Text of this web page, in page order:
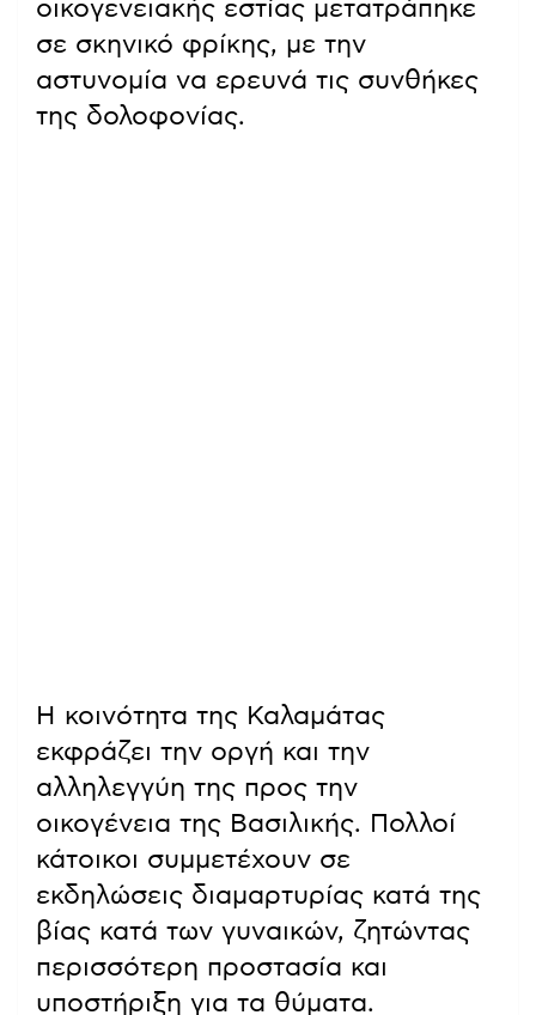
οικογενειακής εστίας μετατράπηκε
σε σκηνικό φρίκης, με την
αστυνομία να ερευνά τις συνθήκες
της δολοφονίας.
Η κοινότητα της Καλαμάτας
εκφράζει την οργή και την
αλληλεγγύη της προς την
οικογένεια της Βασιλικής. Πολλοί
κάτοικοι συμμετέχουν σε
εκδηλώσεις διαμαρτυρίας κατά της
βίας κατά των γυναικών, ζητώντας
περισσότερη προστασία και
υποστήριξη για τα θύματα.